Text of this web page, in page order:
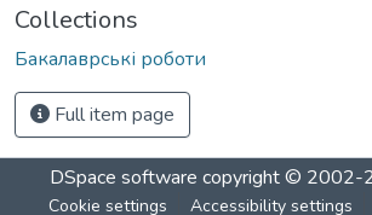
Collections
Бакалаврські роботи
Full item page
DSpace software copyright © 2002-
Cookie settings Accessibility settings